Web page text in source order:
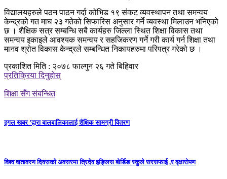
विद्यालयहरुले पठन पाठन गर्दा कोभिड १९ संकट व्यवस्थापन तथा समन्वय
केन्द्रको गत माघ २३ गतेको सिफारिस अनुसार गर्ने व्यवस्था मिलाउन भनिएको
छ । शैक्षिक सत्र सम्बन्धि सबै कार्यहरु जिल्ला स्थित शिक्षा विकास तथा
समन्वय इकाइले आवश्यक समन्वय र सहजिकरण गर्ने गरी कार्य गर्न शिक्षा तथा
मानव श्रोत विकास केन्द्रले सम्बन्धित निकायहरुमा परिपत्र गरेको छ ।
प्रकाशित मिति : २०७८ फाल्गुन २६ गते बिहिवार
प्रतिक्रिया दिनुहोस्
शिक्षा सँग संबन्धित
इगल खबर ’द्वारा बालबालिकालाई शैक्षिक सामग्री वितरण
विश्व वातावरण दिवसको अवसरमा त्रिदेव इङ्लिस बोर्डिङ स्कुले सरसफाई ,र वृक्षारोपण